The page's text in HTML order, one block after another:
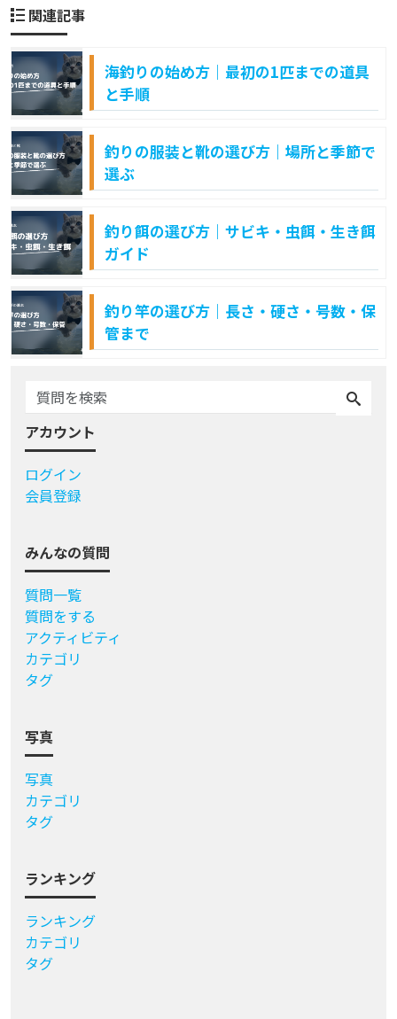
関連記事
海釣りの始め方｜最初の1匹までの道具
と手順
釣りの服装と靴の選び方｜場所と季節で
選ぶ
釣り餌の選び方｜サビキ・虫餌・生き餌
ガイド
釣り竿の選び方｜長さ・硬さ・号数・保
管まで
アカウント
ログイン
会員登録
みんなの質問
質問一覧
質問をする
アクティビティ
カテゴリ
タグ
写真
写真
カテゴリ
タグ
ランキング
ランキング
カテゴリ
タグ